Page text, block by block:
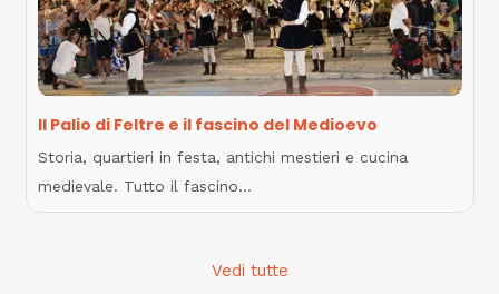
Il Palio di Feltre e il fascino del Medioevo
Storia, quartieri in festa, antichi mestieri e cucina
medievale. Tutto il fascino…
Vedi tutte